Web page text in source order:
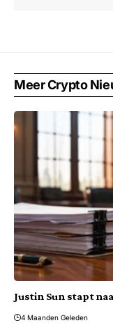
Meer Crypto
Justin Sun stapt
4 Maanden Geleden